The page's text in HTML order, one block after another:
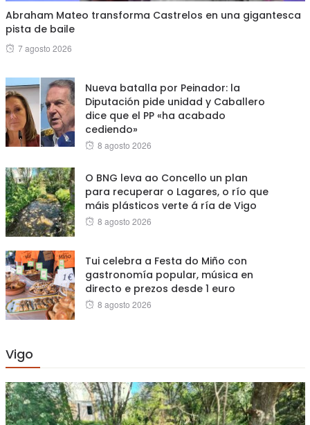
Abraham Mateo transforma Castrelos en una gigantesca
pista de baile
Posted
7 agosto 2026
Nueva batalla por Peinador: la
Diputación pide unidad y Caballero
dice que el PP «ha acabado
cediendo»
Posted
8 agosto 2026
O BNG leva ao Concello un plan
para recuperar o Lagares, o río que
máis plásticos verte á ría de Vigo
Posted
8 agosto 2026
Tui celebra a Festa do Miño con
gastronomía popular, música en
directo e prezos desde 1 euro
Posted
8 agosto 2026
Vigo